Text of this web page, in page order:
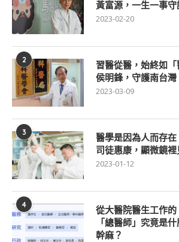
黃富源，一生一事守
2023-02-20
2
習醫從醫，始終如「
侯明鋒，守護南台灣
2023-03-09
3
醫學是因為人而存在
司徒惠康，顯微鏡
2023-01-12
4
從大醫院醫生工作
「總醫師」究竟是
幹麻？